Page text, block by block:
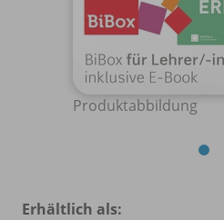
Produktabbildung
Erhältlich als: